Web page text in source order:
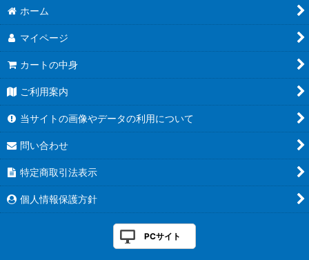
ホーム
マイページ
カートの中身
ご利用案内
当サイトの画像やデータの利用について
問い合わせ
特定商取引法表示
個人情報保護方針
PCサイト